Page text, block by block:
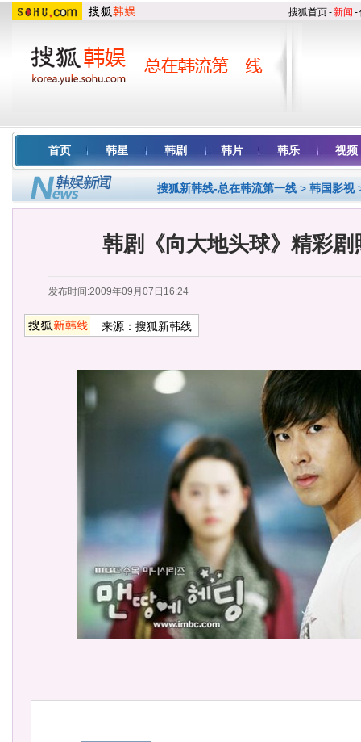
搜狐首页-新闻 -
首页 韩星 韩剧 韩片 韩乐 视频
搜狐新韩线-总在韩流第一线 > 韩国影视
韩剧《向大地头球》精彩
发布时间:2009年09月07日16:24
来源： 搜狐新韩线